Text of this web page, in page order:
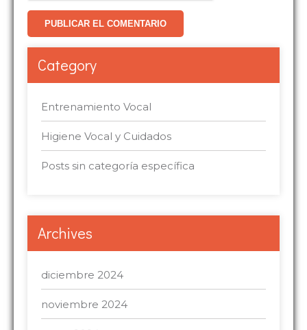
Category
Entrenamiento Vocal
Higiene Vocal y Cuidados
Posts sin categoría específica
Archives
diciembre 2024
noviembre 2024